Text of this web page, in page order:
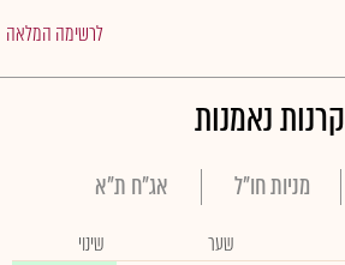
לרשימה המלאה
קרנות נאמנות
מניות חו"ל אג"ח ת"א
שער שינוי